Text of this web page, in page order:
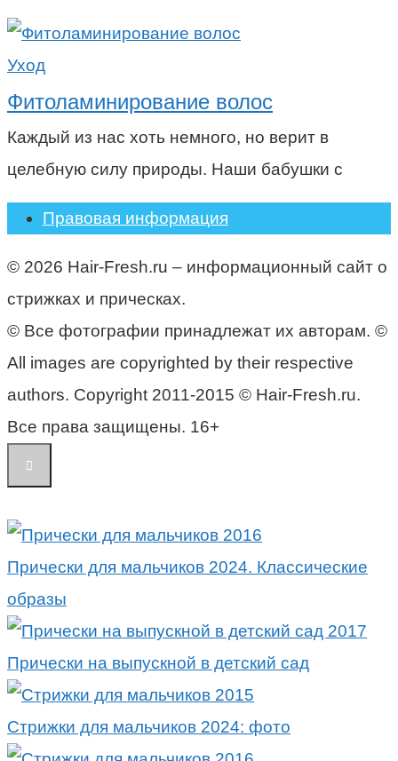
Уход
Фитоламинирование волос
Каждый из нас хоть немного, но верит в
целебную силу природы. Наши бабушки с
Правовая информация
© 2026 Hair-Fresh.ru – информационный сайт о
стрижках и прическах.
© Все фотографии принадлежат их авторам. ©
All images are copyrighted by their respective
authors. Copyright 2011-2015 © Hair-Fresh.ru.
Все права защищены. 16+
Прически для мальчиков 2024. Классические
образы
Прически на выпускной в детский сад
Стрижки для мальчиков 2024: фото